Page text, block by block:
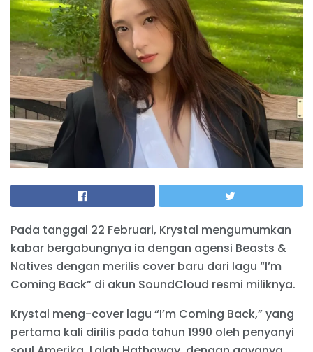
Pada tanggal 22 Februari, Krystal mengumumkan
kabar bergabungnya ia dengan agensi Beasts &
Natives dengan merilis cover baru dari lagu “I’m
Coming Back” di akun SoundCloud resmi miliknya.
Krystal meng-cover lagu “I’m Coming Back,” yang
pertama kali dirilis pada tahun 1990 oleh penyanyi